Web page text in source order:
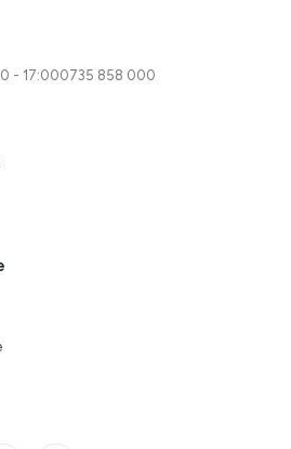
- 17:000735 858 000